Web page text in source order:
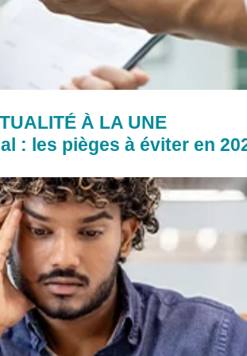
À LA UNE
: les pièges à éviter en